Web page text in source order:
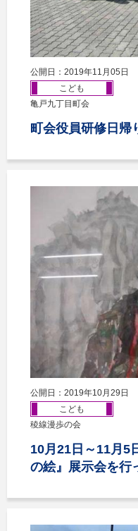
公開日：2019年11月05日
こども
亀戸九丁目町会
町会役員研修日帰
公開日：2019年10月29日
こども
稜線漫歩の会
10月21日～11月5
の絵』展示会を行